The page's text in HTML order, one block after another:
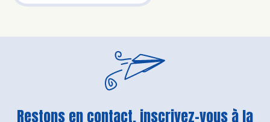
Restons en contact, inscrivez-vous à la